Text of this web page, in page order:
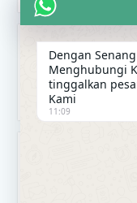
Archives
Oktober 2021
Dengan
Menghubungi
tinggalkan
Kami
11:09